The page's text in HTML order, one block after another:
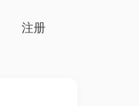
注册